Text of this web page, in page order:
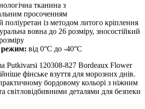
тканина з
просоченням
поліуретан із методом литого кріплення
вовна до 26 розміру, зносостійкий
режим: від 0°C до -40°C
Putkivarsi 120308-827 Bordeaux Flower
фінське взуття для морозних днів.
бордовому кольорі з ніжним
світловідбивними деталями для безпеки